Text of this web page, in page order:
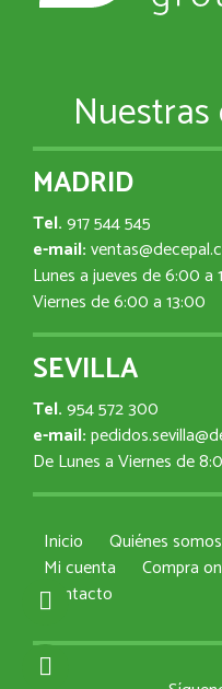
MADRID
Tel.917 544 545
e-mail:
Lunes a jueves de 6:00 a
Viernes de 6:00 a 13:00
SEVILLA
Tel.954 572 300
e-mail:
De Lunes a Viernes de
Inicio Quiénes somos
Mi cuenta
Compra
Contacto